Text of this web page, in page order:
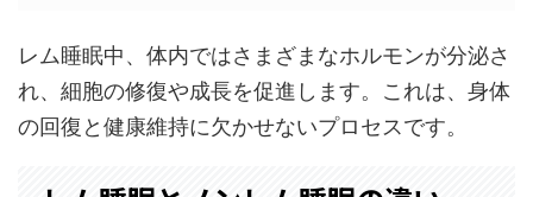
レム睡眠中、体内ではさまざまなホルモンが分泌さ
れ、細胞の修復や成長を促進します。これは、身体
の回復と健康維持に欠かせないプロセスです。